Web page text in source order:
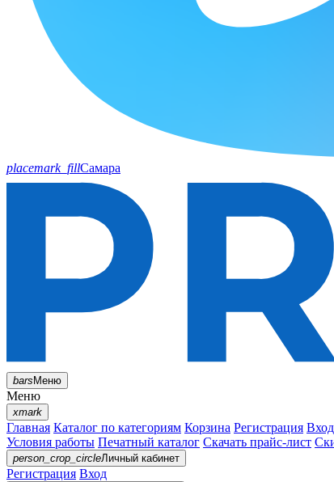
placemark_fillСамара
barsМеню
Меню
xmark
Главная Каталог по категориям Корзина Регистрация Вход
Условия работы Печатный каталог Скачать прайс-лист
person_crop_circleЛичный кабинет
Регистрация Вход